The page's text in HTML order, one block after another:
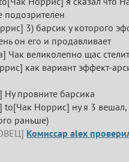
подозрителен
3) барсик у которого
он его и продавливает
Чак великолепно щас
как вариант эффект-
провните барсика
to[Чак Норрис] ну я 3
раньше)
Комиссар alex